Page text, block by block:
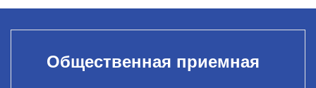
Общественная приемная